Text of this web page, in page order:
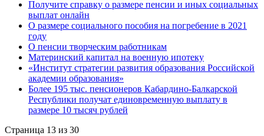
Получите справку о размере пенсии и иных социальных
выплат онлайн
О размере социального пособия на погребение в 2021
году
О пенсии творческим работникам
Материнский капитал на военную ипотеку
«Институт стратегии развития образования Российской
академии образования»
Более 195 тыс. пенсионеров Кабардино-Балкарской
Республики получат единовременную выплату в
размере 10 тысяч рублей
Страница 13 из 30